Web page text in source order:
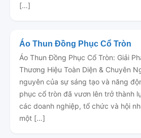
[…]
Áo Thun Đồng Phục Cổ Tròn
Áo Thun Đồng Phục Cổ Tròn: Giải
Thương Hiệu Toàn Diện & Chuyên
nguyên của sự sáng tạo và năng
phục cổ tròn đã vươn lên trở thành
các doanh nghiệp, tổ chức và hội
một […]